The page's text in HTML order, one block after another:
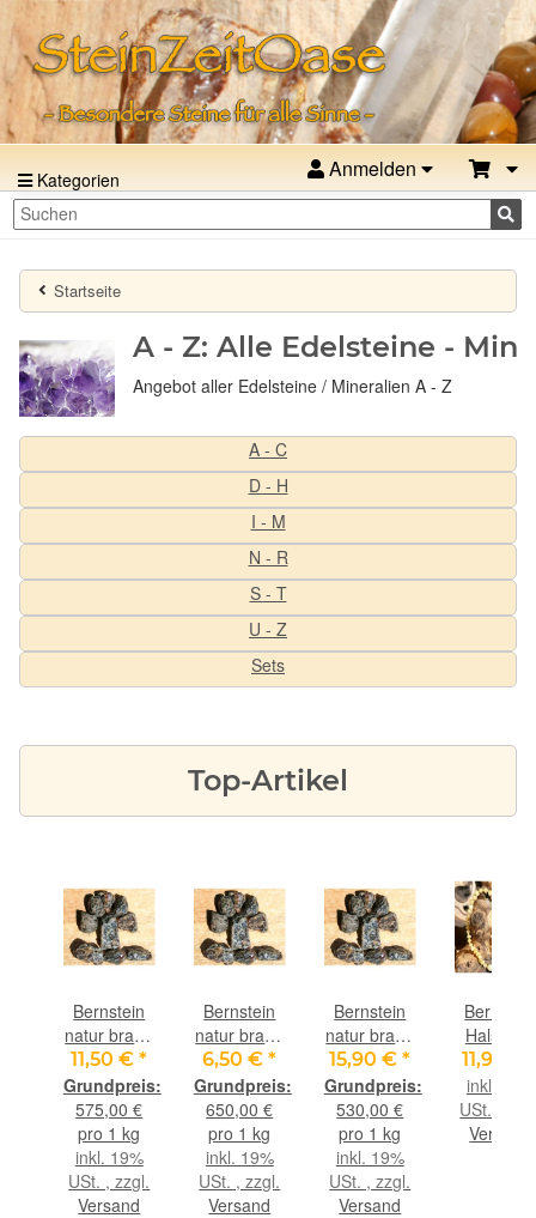
Kategorien Anmelden
Startseite
A - Z: Alle Edelsteine -
Angebot aller Edelsteine / Mineralien A - Z
A - C
D - H
I - M
N - R
S - T
U - Z
Sets
Top-Artikel
Bernstein
natur braun
- Rohsteine
extra
angetrommelt
- Rarität -
ca. 20 g
(GKS)
11,50 €*
575,00 €
pro 1 kg
inkl. 19%
USt. , zzgl.
Versand
Bernstein
natur braun
- Rohsteine
extra
angetrommelt
- Rarität -
ca. 10 g
(GKS)
6,50 €*
650,00 €
pro 1 kg
inkl. 19%
USt. , zzgl.
Versand
Bernstein
natur braun
- Rohsteine
extra
angetrommelt
- Rarität -
ca. 30 g
(GKS)
15,90 €*
530,00 €
pro 1 kg
inkl. 19%
USt. , zzgl.
Versand
Bernstein
Halskette
klein,
Steine,
31 cm
11,90 €
inkl. 19%
USt. ,
Versand